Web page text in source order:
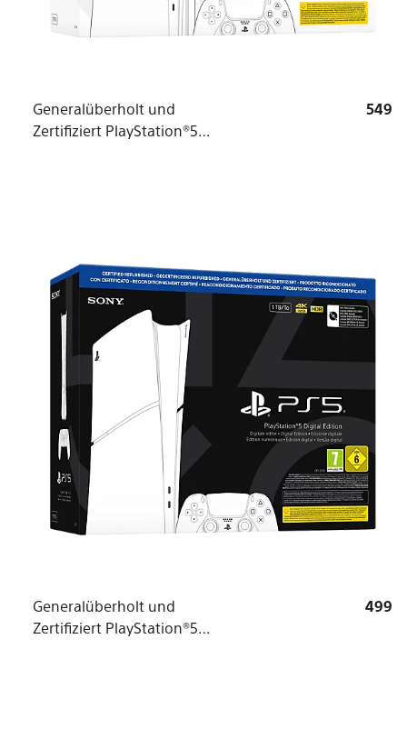
Generalüberholt und
Zertifiziert PlayStation®5
549
Generalüberholt und
Zertifiziert PlayStation®5
499